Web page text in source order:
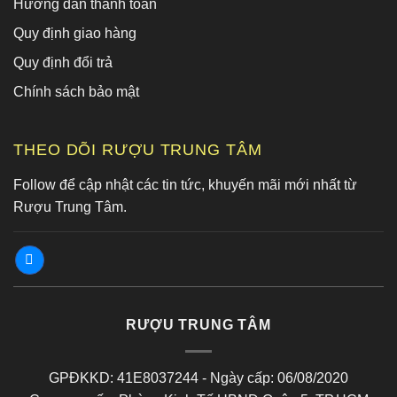
Hướng dẫn thanh toán
Quy định giao hàng
Quy định đổi trả
Chính sách bảo mật
THEO DÕI RƯỢU TRUNG TÂM
Follow để cập nhật các tin tức, khuyến mãi mới nhất từ
Rượu Trung Tâm.
RƯỢU TRUNG TÂM
GPĐKKD: 41E8037244 - Ngày cấp: 06/08/2020